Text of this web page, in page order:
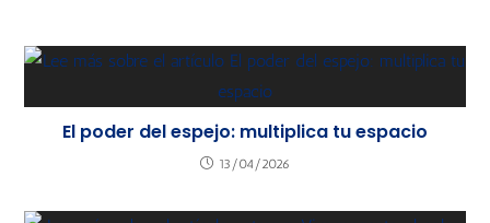
El poder del espejo: multiplica tu espacio
13/04/2026